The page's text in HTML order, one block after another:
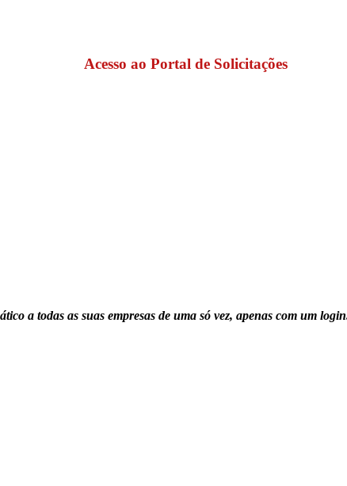
Acesso ao Portal de Solicitações
a todas as suas empresas de uma só vez, apenas com um